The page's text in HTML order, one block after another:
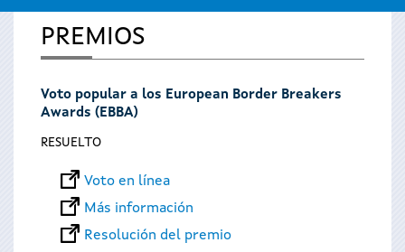
Se
encuentra
usted
aquí
PREMIOS
Voto popular a los European Border Breakers
Awards (EBBA)
RESUELTO
Voto en línea
Más información
Resolución del premio